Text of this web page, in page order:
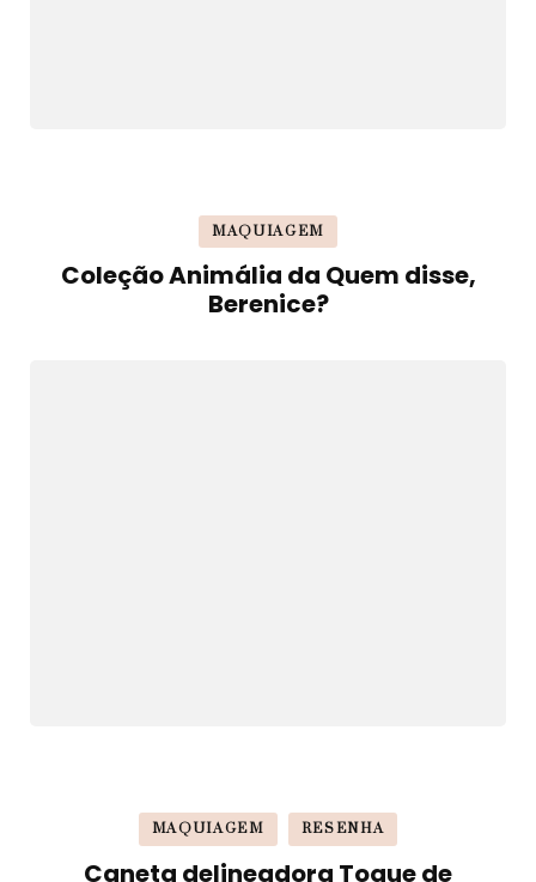
MAQUIAGEM
Coleção Animália da Quem disse,
Berenice?
MAQUIAGEM RESENHA
Caneta delineadora Toque de